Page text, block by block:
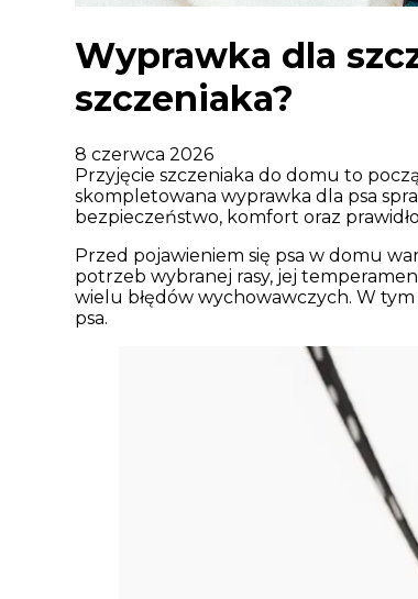
Wyprawka dla
szczeniaka?
8 czerwca 2026
Przyjęcie szczeniaka do domu to
skompletowana wyprawka dla psa
bezpieczeństwo, komfort oraz
Przed pojawieniem się psa w domu
potrzeb wybranej rasy, jej
wielu błędów wychowawczych. W
psa.